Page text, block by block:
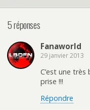
5 réponses
Fanaworld
29 janvier 2013
C’est une très
prise !!!
Répondre